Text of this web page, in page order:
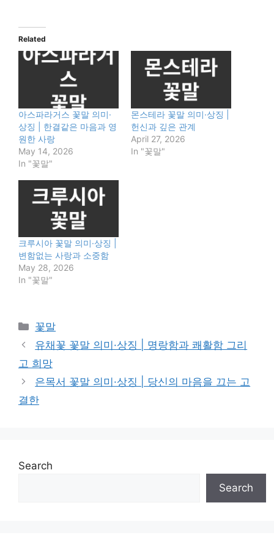
Related
아스파라거스 꽃말 의미·
상징 | 한결같은 마음과 영
원한 사랑
May 14, 2026
In "꽃말"
몬스테라 꽃말 의미·상징 |
헌신과 깊은 관계
April 27, 2026
In "꽃말"
크루시아 꽃말 의미·상징 |
변함없는 사랑과 소중함
May 28, 2026
In "꽃말"
Categories
꽃말
유채꽃 꽃말 의미·상징 | 명랑함과 쾌활함 그리
고 희망
은목서 꽃말 의미·상징 | 당신의 마음을 끄는 고
결한
Search
Search